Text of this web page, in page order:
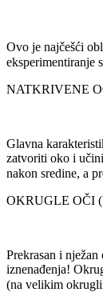
Ovo je najčešći
eksperimentiranje
NATKRIVENE
Glavna
zatvoriti oko i
nakon sredine, a
OKRUGLE OČI
Prekrasan i
iznenađenja!
(na velikim